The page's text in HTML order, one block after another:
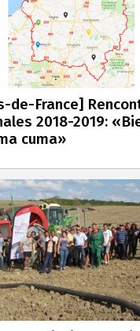
de-France]
2018-2019:
cuma»